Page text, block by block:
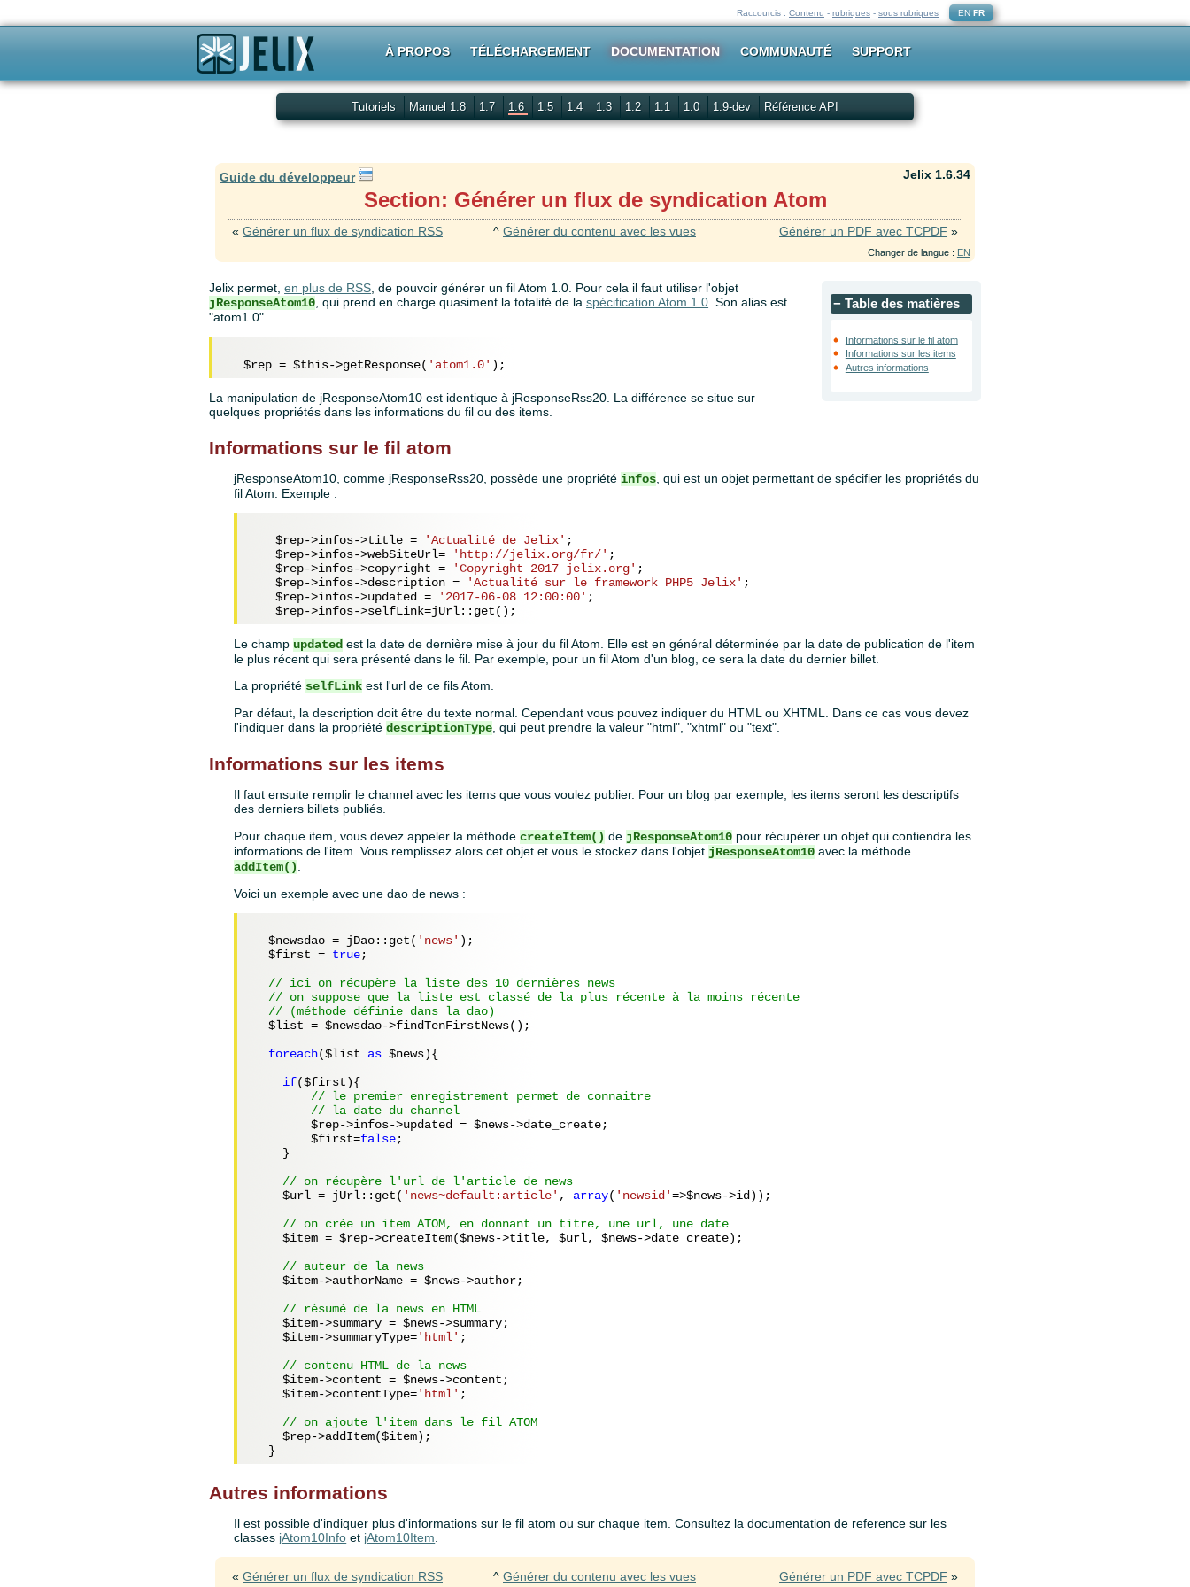
Raccourcis : Contenu - rubriques - sous rubriques EN FR
À PROPOS TÉLÉCHARGEMENT DOCUMENTATION COMMUNAUTÉ SUPPORT
Tutoriels Manuel 1.8 1.7 1.6 1.5 1.4 1.3 1.2 1.1 1.0 1.9-dev Référence API
Guide du développeur Jelix 1.6.34
Section: Générer un flux de syndication Atom
« Générer un flux de syndication RSS ^ Générer du contenu avec les vues Générer un PDF avec TCPDF »
Changer de langue : EN
−Table des matières
Informations sur le fil atom
Informations sur les items
Autres informations
Jelix permet,en plus de RSS, de pouvoir générer un fil Atom 1.0. Pour cela il faut utiliser l'objet
jResponseAtom10, qui prend en charge quasiment la totalité de laspécification Atom 1.0. Son alias est
"atom1.0".
$rep = $this->getResponse( 'atom1.0'
La manipulation de jResponseAtom10 est identique à jResponseRss20. La différence se situe sur
quelques propriétés dans les informations du fil ou des items.
Informations sur le fil atom
jResponseAtom10, comme jResponseRss20, possède une propriété infos , qui est un objet permettant de spécifier les propriétés du
fil Atom. Exemple :
$rep->infos->title = 'Actualité de Jelix' ;
$rep->infos->webSiteUrl= 'http://jelix.org/fr/' ;
$rep->infos->copyright = 'Copyright 2017 jelix.org' ;
$rep->infos->description = 'Actualité sur le framework PHP5 Jelix' ;
$rep->infos->updated = '2017-06-08 12:00:00' ;
$rep
Le champ updated est la date de dernière mise à jour du fil Atom. Elle est en général déterminée par la date de publication de l'item
le plus récent qui sera présenté dans le fil. Par exemple, pour un fil Atom d'un blog, ce sera la date du dernier billet.
La propriété selfLink est l'url de ce fils Atom.
Par défaut, la description doit être du texte normal. Cependant vous pouvez indiquer du HTML ou XHTML. Dans ce cas vous devez
l'indiquer dans la propriétédescriptionType, qui peut prendre la valeur "html", "xhtml" ou "text".
Informations sur les items
Il faut ensuite remplir le channel avec les items que vous voulez publier. Pour un blog par exemple, les items seront les descriptifs
des derniers billets publiés.
Pour chaque item, vous devez appeler la méthodecreateItem() de jResponseAtom10 pour récupérer un objet qui contiendra les
informations de l'item. Vous remplissez alors cet objet et vous le stockez dans l'objet jResponseAtom10 avec la méthode
addItem()
Voici un exemple avec une dao de news :
$newsdao = jDao::get( 'news' );
$first = true;
// ici on récupère la liste des 10 dernières news
// on suppose que la liste est classé de la plus récente à la moins récente
// (méthode définie dans la dao)
$list = $newsdao->findTenFirstNews();
foreach($list as $news){
if($first){
// le premier enregistrement permet de connaitre
// la date du channel
$rep->infos->updated = $news->date_create;
$first=false;
    }
// on récupère l'url de l'article de news
$url = jUrl::get( 'news~default:article' , array( 'newsid'=>$news->id));
// on crée un item ATOM, en donnant un titre, une url, une date
$item = $rep->createItem($news->title, $url, $news->date_create);
// auteur de la news
$item->authorName = $news->author;
// résumé de la news en HTML
$item->summary = $news->summary;
$item->summaryType='html' ;
// contenu HTML de la news
$item->content = $news->content;
$item->contentType='html' ;
// on ajoute l'item dans le fil ATOM
$rep->addItem($item);
Autres informations
Il est possible d'indiquer plus d'informations sur le fil atom ou sur chaque item. Consultez la documentation de reference sur les
classes jAtom10Info et jAtom10Item
« Générer un flux de syndication RSS ^ Générer du contenu avec les vues Générer un PDF avec TCPDF »